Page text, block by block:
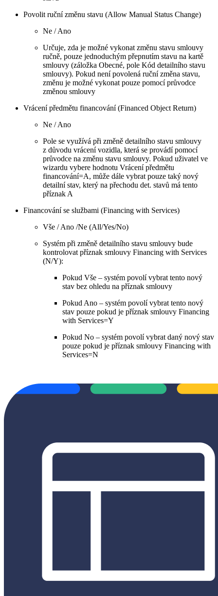
Povolit ruční změnu stavu (Allow Manual Status Change)
Ne / Ano
Určuje, zda je možné vykonat změnu stavu smlouvy
ručně, pouze jednoduchým přepnutím stavu na kartě
smlouvy (záložka Obecné, pole Kód detailního stavu
smlouvy). Pokud není povolená ruční změna stavu,
změnu je možné vykonat pouze pomocí průvodce
změnou smlouvy
Vrácení předmětu financování (Financed Object Return)
Ne / Ano
Pole se využívá při změně detailního stavu smlouvy
z důvodu vrácení vozidla, která se provádí pomocí
průvodce na změnu stavu smlouvy. Pokud uživatel ve
wizardu vybere hodnotu Vrácení předmětu
financování=A, může dále vybrat pouze taký nový
detailní stav, který na přechodu det. stavů má tento
příznak A
Financování se službami (Financing with Services)
Vše / Ano /Ne (All/Yes/No)
Systém při změně detailního stavu smlouvy bude
kontrolovat příznak smlouvy Financing with Services
(N/Y):
Pokud Vše – systém povolí vybrat tento nový
stav bez ohledu na příznak smlouvy
Pokud Ano – systém povolí vybrat tento nový
stav pouze pokud je příznak smlouvy Financing
with Services=Y
Pokud No – systém povolí vybrat daný nový stav
pouze pokud je příznak smlouvy Financing with
Services=N